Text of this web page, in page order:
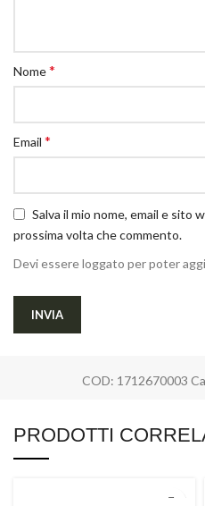
Nome*
Email *
Salva il mio nome, email e sito
prossima volta che commento.
Devi essere loggato per poter
COD: 1712670003
PRODOTTI